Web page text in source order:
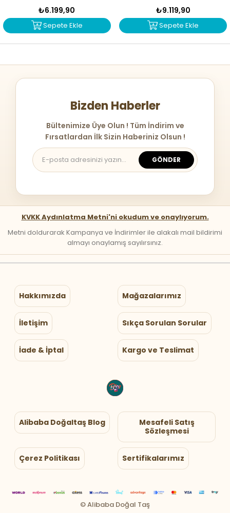
₺6.199,90
Sepete Ekle
₺9.119,90
Sepete Ekle
Bizden Haberler
Bültenimize Üye Olun ! Tüm İndirim ve
Fırsatlardan İlk Sizin Haberiniz Olsun !
GÖNDER
KVKK Aydınlatma Metni'ni okudum ve onaylıyorum.
Metni doldurarak Kampanya ve İndirimler ile alakalı mail bildirimi
almayı onaylamış sayılırsınız.
Hakkımızda Mağazalarımız
İletişim Sıkça Sorulan Sorular
İade & İptal Kargo ve Teslimat
Alibaba Doğaltaş Blog
Mesafeli Satış
Sözleşmesi
Çerez Politikası Sertifikalarımız